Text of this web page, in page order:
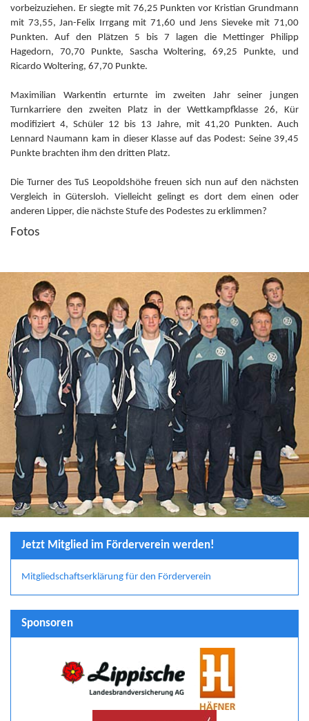
vorbeizuziehen. Er siegte mit 76,25 Punkten vor Kristian Grundmann
mit 73,55, Jan-Felix Irrgang mit 71,60 und Jens Sieveke mit 71,00
Punkten. Auf den Plätzen 5 bis 7 lagen die Mettinger Philipp
Hagedorn, 70,70 Punkte, Sascha Woltering, 69,25 Punkte, und
Ricardo Woltering, 67,70 Punkte.
Maximilian Warkentin erturnte im zweiten Jahr seiner jungen
Turnkarriere den zweiten Platz in der Wettkampfklasse 26, Kür
modifiziert 4, Schüler 12 bis 13 Jahre, mit 41,20 Punkten. Auch
Lennard Naumann kam in dieser Klasse auf das Podest: Seine 39,45
Punkte brachten ihm den dritten Platz.
Die Turner des TuS Leopoldshöhe freuen sich nun auf den nächsten
Vergleich in Gütersloh. Vielleicht gelingt es dort dem einen oder
anderen Lipper, die nächste Stufe des Podestes zu erklimmen?
Fotos
Jetzt Mitglied im Förderverein werden!
Mitgliedschaftserklärung für den Förderverein
Sponsoren